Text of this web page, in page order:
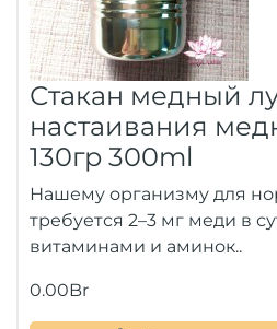
Стакан медный
настаивания
130гр 300ml
Нашему организму для
требуется 2–3 мг меди в
витаминами и аминок..
0.00Br